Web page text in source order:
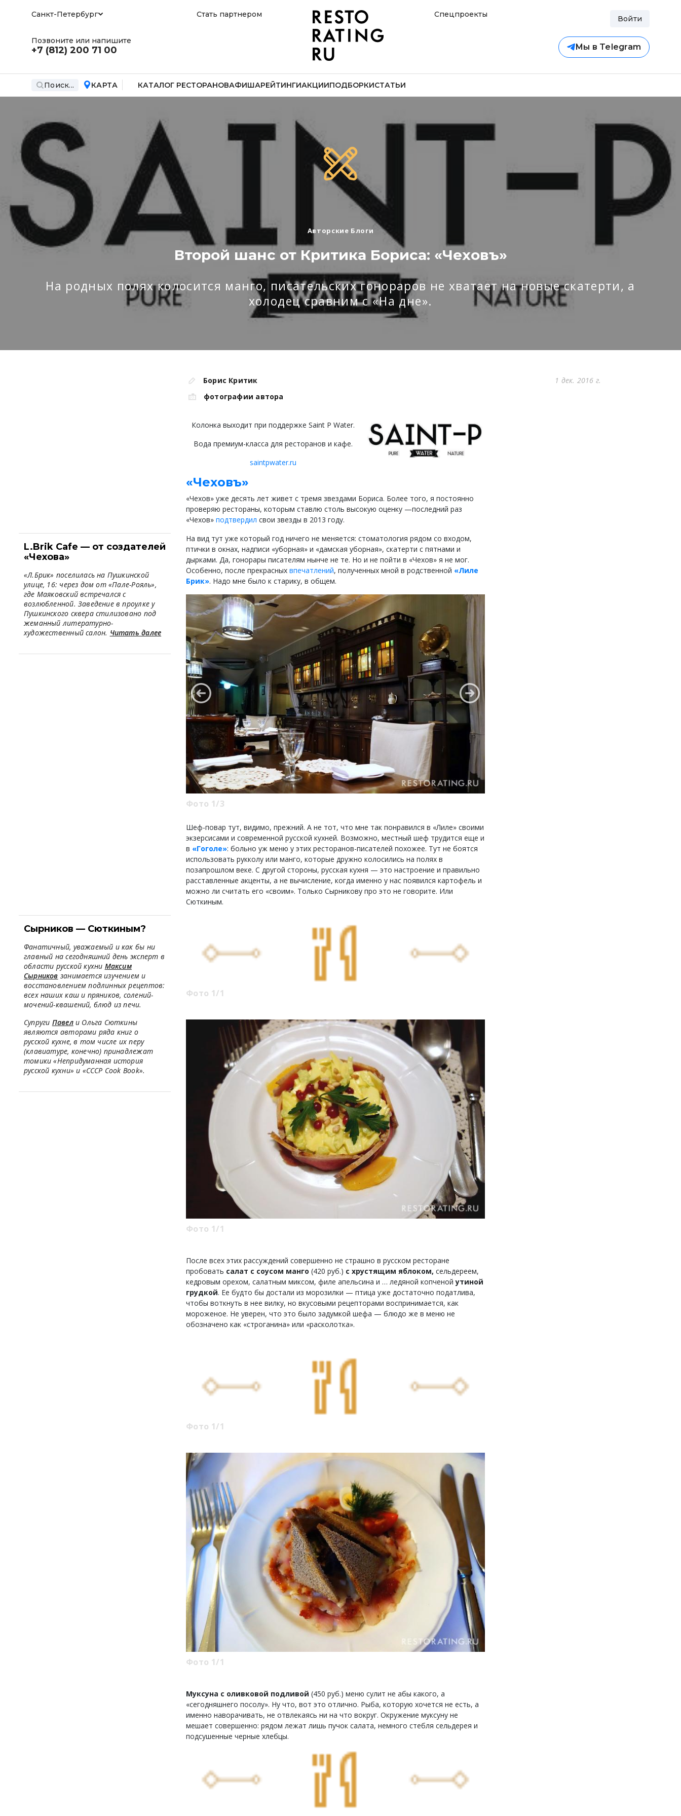
Санкт-Петербург Стать партнером Спецпроекты Войти
Позвоните или напишите
+7 (812) 200 71 00 Мы в Telegram
Поиск... КАРТА КАТАЛОГ РЕСТОРАНОВАФИШАРЕЙТИНГИАКЦИИПОДБОРКИСТАТЬИ
Авторские Блоги
Второй шанс от Критика Бориса: «Чеховъ»
На родных полях колосится манго, писательских гонораров не хватает на новые скатерти, а
холодец сравним с «На дне».
Борис Критик
фотографии автора
1 дек. 2016 г.
Колонка выходит при поддержке Saint P Water.
Вода премиум-класса для ресторанов и кафе.
saintpwater.ru
«Чеховъ»
«Чехов» уже десять лет живет с тремя звездами Бориса. Более того, я постоянно
проверяю рестораны, которым ставлю столь высокую оценку —последний раз
«Чехов» подтвердил свои звезды в 2013 году.
L.Brik Cafe — от создателей
«Чехова»
«Л.Брик» поселилась на Пушкинской
улице, 16: через дом от «Пале-Рояль»,
где Маяковский встречался с
возлюбленной. Заведение в проулке у
Пушкинского сквера стилизовано под
жеманный литературно-
художественный салон. Читать далее
На вид тут уже который год ничего не меняется: стоматология рядом со входом,
птички в окнах, надписи «уборная» и «дамская уборная», скатерти с пятнами и
дырками. Да, гонорары писателям нынче не те. Но и не пойти в «Чехов» я не мог.
Особенно, после прекрасных впечатлений, полученных мной в родственной «Лиле
Брик». Надо мне было к старику, в общем.
Фото 1/3
Шеф-повар тут, видимо, прежний. А не тот, что мне так понравился в «Лиле» своими
экзерсисами и современной русской кухней. Возможно, местный шеф трудится еще и
в «Гоголе»: больно уж меню у этих ресторанов-писателей похожее. Тут не боятся
использовать рукколу или манго, которые дружно колосились на полях в
позапрошлом веке. С другой стороны, русская кухня — это настроение и правильно
расставленные акценты, а не вычисление, когда именно у нас появился картофель и
можно ли считать его «своим». Только Сырникову про это не говорите. Или
Сюткиным.
Сырников — Сюткиным?
Фанатичный, уважаемый и как бы ни
главный на сегодняшний день эксперт в
области русской кухни Максим
Сырников занимается изучением и
восстановлением подлинных рецептов:
всех наших каш и пряников, солений-
мочений-квашений, блюд из печи.
Супруги Павели Ольга Сюткины
являются авторами ряда книг о
русской кухне, в том числе их перу
(клавиатуре, конечно) принадлежат
томики «Непридуманная история
русской кухни» и «СССР Cook Book».
Фото 1/1
Фото 1/1
После всех этих рассуждений совершенно не страшно в русском ресторане
пробовать салат с соусом манго (420 руб.) с хрустящим яблоком, сельдереем,
кедровым орехом, салатным миксом, филе апельсина и … ледяной копченойутиной
грудкой. Ее будто бы достали из морозилки — птица уже достаточно податлива,
чтобы воткнуть в нее вилку, но вкусовыми рецепторами воспринимается, как
мороженое. Не уверен, что это было задумкой шефа — блюдо же в меню не
обозначено как «строганина» или «расколотка».
Фото 1/1
Фото 1/1
Муксуна с оливковой подливой (450 руб.) меню сулит не абы какого, а
«сегодняшнего посолу». Ну что, вот это отлично. Рыба, которую хочется не есть, а
именно наворачивать, не отвлекаясь ни на что вокруг. Окружение муксуну не
мешает совершенно: рядом лежат лишь пучок салата, немного стебля сельдерея и
подсушенные черные хлебцы.